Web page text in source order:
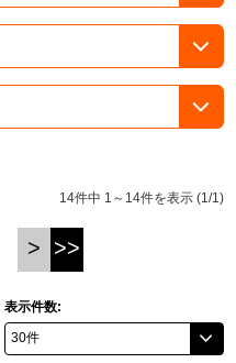
14件中 1～14件を表示 (1/1)
> >>
表示件数: